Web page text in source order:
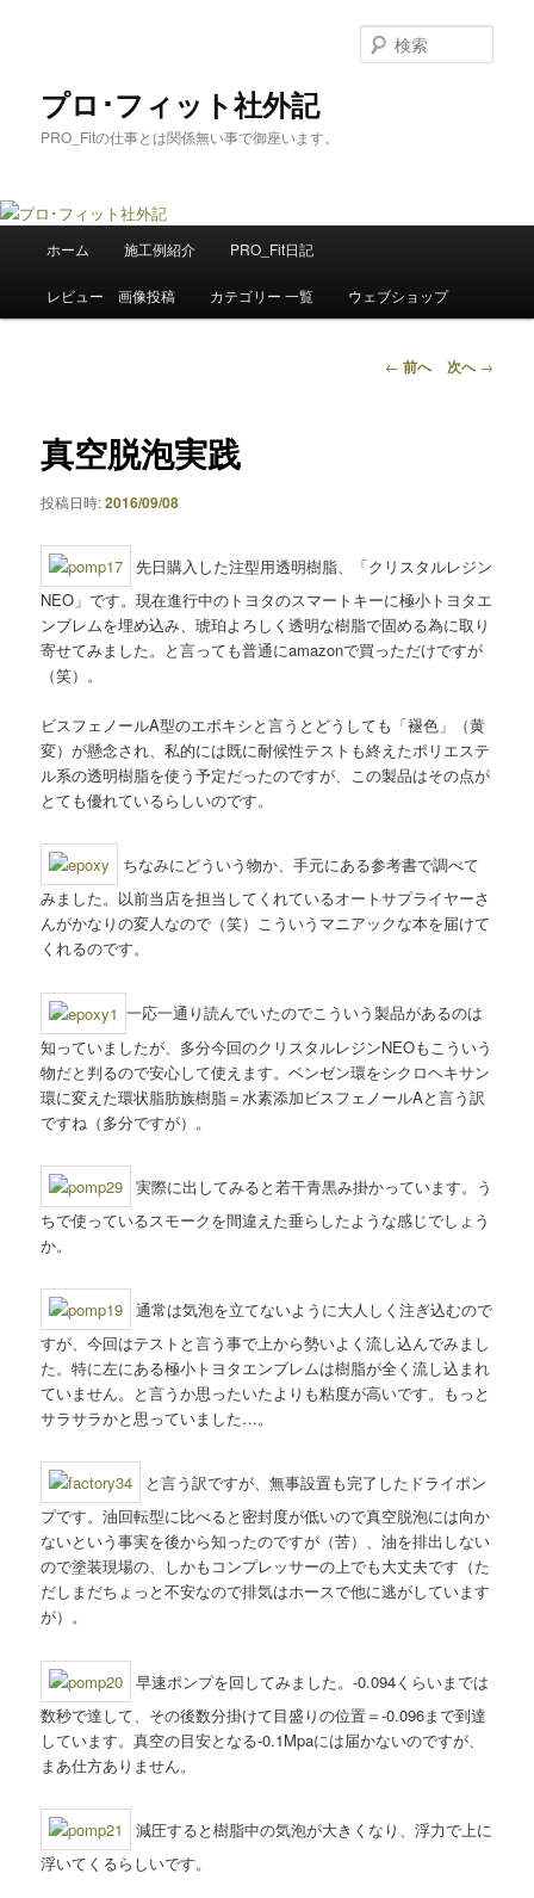
へ
プロ･フィット社外記
PRO_Fitの仕事とは関係無い事で御座います。
索
メ
ホーム 施工例紹介 PRO_Fit日記
レビュー 画像投稿 カテゴリー 一覧 ウェブショップ
投
ン
← 前へ 次へ→
真空脱泡実践
投稿日時:2016/09/08
先日購入した注型用透明樹脂、「クリスタルレジン
NEO」です。現在進行中のトヨタのスマートキーに極小トヨタエ
ンブレムを埋め込み、琥珀よろしく透明な樹脂で固める為に取り
寄せてみました。と言っても普通にamazonで買っただけですが
（笑）。
ビスフェノールA型のエポキシと言うとどうしても「褪色」（黄
変）が懸念され、私的には既に耐候性テストも終えたポリエステ
ル系の透明樹脂を使う予定だったのですが、この製品はその点が
とても優れているらしいのです。
ちなみにどういう物か、手元にある参考書で調べて
みました。以前当店を担当してくれているオートサプライヤーさ
んがかなりの変人なので（笑）こういうマニアックな本を届けて
くれるのです。
一応一通り読んでいたのでこういう製品があるのは
知っていましたが、多分今回のクリスタルレジンNEOもこういう
物だと判るので安心して使えます。ベンゼン環をシクロヘキサン
環に変えた環状脂肪族樹脂＝水素添加ビスフェノールAと言う訳
ですね（多分ですが）。
実際に出してみると若干青黒み掛かっています。う
ちで使っているスモークを間違えた垂らしたような感じでしょう
か。
通常は気泡を立てないように大人しく注ぎ込むので
すが、今回はテストと言う事で上から勢いよく流し込んでみまし
た。特に左にある極小トヨタエンブレムは樹脂が全く流し込まれ
ていません。と言うか思ったいたよりも粘度が高いです。もっと
サラサラかと思っていました…。
と言う訳ですが、無事設置も完了したドライポン
プです。油回転型に比べると密封度が低いので真空脱泡には向か
ないという事実を後から知ったのですが（苦）、油を排出しない
ので塗装現場の、しかもコンプレッサーの上でも大丈夫です（た
だしまだちょっと不安なので排気はホースで他に逃がしています
が）。
早速ポンプを回してみました。-0.094くらいまでは
数秒で達して、その後数分掛けて目盛りの位置＝-0.096まで到達
しています。真空の目安となる-0.1Mpaには届かないのですが、
まあ仕方ありません。
減圧すると樹脂中の気泡が大きくなり、浮力で上に
浮いてくるらしいです。